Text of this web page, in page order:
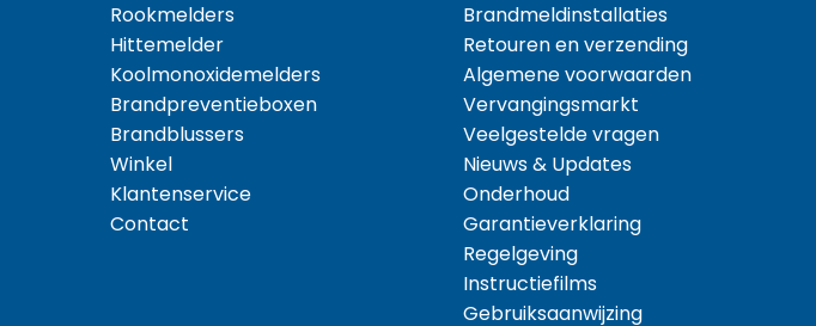
Rookmelders
Hittemelder
Koolmonoxidemelders
Brandpreventieboxen
Brandblussers
Winkel
Klantenservice
Contact
Brandmeldinstallaties
Retouren en verzending
Algemene voorwaarden
Vervangingsmarkt
Veelgestelde vragen
Nieuws & Updates
Onderhoud
Garantieverklaring
Regelgeving
Instructiefilms
Gebruiksaanwijzing